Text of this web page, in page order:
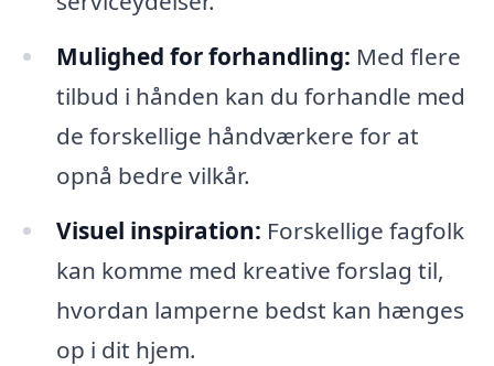
Mulighed for forhandling: Med flere
tilbud i hånden kan du forhandle med
de forskellige håndværkere for at
opnå bedre vilkår.
Visuel inspiration: Forskellige fagfolk
kan komme med kreative forslag til,
hvordan lamperne bedst kan hænges
op i dit hjem.